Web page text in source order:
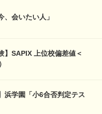
会いたい人」
】SAPIX 上位校偏差値＜
浜学園「小6合否判定テス